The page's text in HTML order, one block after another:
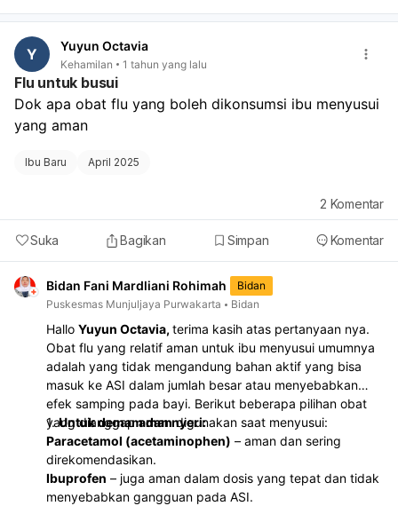
akan melakukan pemeriksaan untuk menyingkirkan
Y Yuyun Octavia
Kehamilan 1 tahun yang lalu
Flu untuk busui
Dok apa obat flu yang boleh dikonsumsi ibu menyusui
yang aman
Ibu Baru April 2025
Suka Bagikan Simpan Komentar
2 Komentar
Bidan Fani Mardliani Rohimah
Bidan
Puskesmas Munjuljaya Purwakarta
Bidan
Hallo Yuyun Octavia, terima kasih atas pertanyaan nya.
Obat flu yang relatif aman untuk ibu menyusui umumnya
adalah yang tidak mengandung bahan aktif yang bisa
masuk ke ASI dalam jumlah besar atau menyebabkan
efek samping pada bayi. Berikut beberapa pilihan obat
yang dianggapamandigunakan saat menyusui:
1.Untuk demam dan nyeri:
Paracetamol (acetaminophen) – aman dan sering
direkomendasikan.
Ibuprofen – juga aman dalam dosis yang tepat dan tidak
menyebabkan gangguan pada ASI.